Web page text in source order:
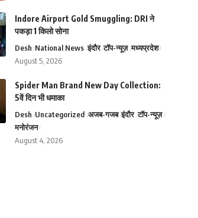
Indore Airport Gold Smuggling: DRI ने
पकड़ा 1 किलो सोना
Desh National News इंदौर टॉप-न्यूज़ मध्यप्रदेश
August 5, 2026
Spider Man Brand New Day Collection:
5वें दिन भी धमाका
Desh Uncategorized अजब-गजब इंदौर टॉप-न्यूज़
मनोरंजन
August 4, 2026